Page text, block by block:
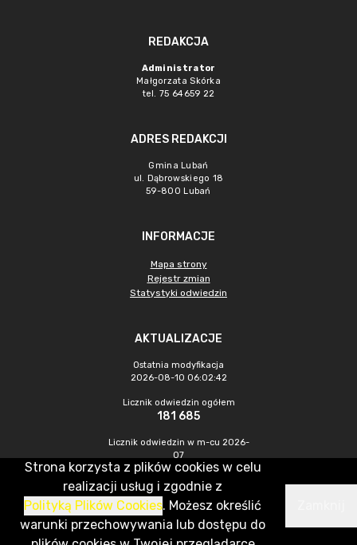
REDAKCJA
Administrator
Małgorzata Skórka
tel. 75 64659 22
ADRES REDAKCJI
Gmina Lubań
ul. Dąbrowskiego 18
59-800 Lubań
INFORMACJE
Mapa strony
Rejestr zmian
Statystyki odwiedzin
AKTUALIZACJE
Ostatnia modyfikacja
2026-08-10 06:02:42
Licznik odwiedzin ogółem
181 685
Licznik odwiedzin w m-cu 2026-
07
276
CMS & Hosting: Nefeni Sp. z o.o.
Strona korzysta z plików cookies w celu
realizacji usług i zgodnie z
Polityką Plików Cookies. Możesz określić
warunki przechowywania lub dostępu do